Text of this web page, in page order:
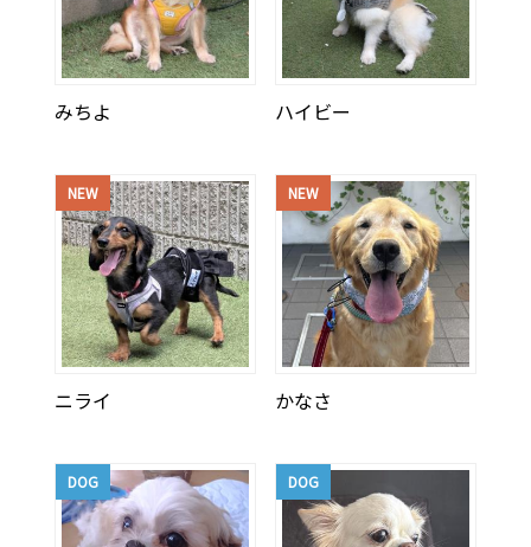
みちよ ハイビー
NEW
ニライ
NEW
かなさ
DOG DOG